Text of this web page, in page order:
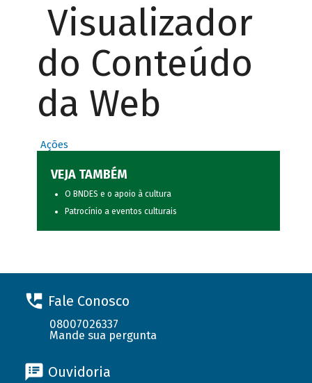
Visualizador
do Conteúdo
da Web
Ações
VEJA TAMBÉM
O BNDES e o apoio à cultura
Patrocínio a eventos culturais
Fale Conosco
08007026337
Mande sua pergunta
Ouvidoria